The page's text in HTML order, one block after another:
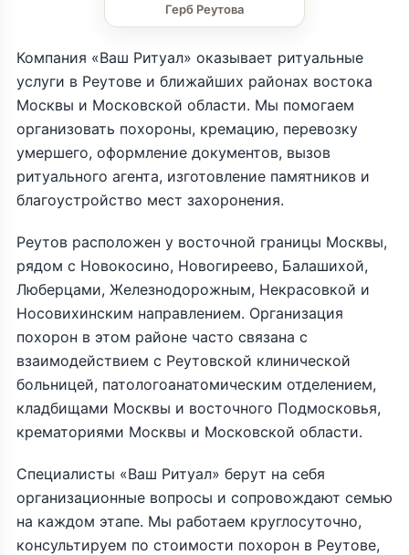
Герб Реутова
Компания «Ваш Ритуал» оказывает ритуальные
услуги в Реутове и ближайших районах востока
Москвы и Московской области. Мы помогаем
организовать похороны, кремацию, перевозку
умершего, оформление документов, вызов
ритуального агента, изготовление памятников и
благоустройство мест захоронения.
Реутов расположен у восточной границы Москвы,
рядом с Новокосино, Новогиреево, Балашихой,
Люберцами, Железнодорожным, Некрасовкой и
Носовихинским направлением. Организация
похорон в этом районе часто связана с
взаимодействием с Реутовской клинической
больницей, патологоанатомическим отделением,
кладбищами Москвы и восточного Подмосковья,
крематориями Москвы и Московской области.
Специалисты «Ваш Ритуал» берут на себя
организационные вопросы и сопровождают семью
на каждом этапе. Мы работаем круглосуточно,
консультируем по стоимости похорон в Реутове,